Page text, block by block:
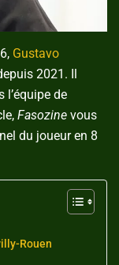
Gustavo
2021. Il
l’équipe de
Fasozine vous
du joueur en 8
Rouen